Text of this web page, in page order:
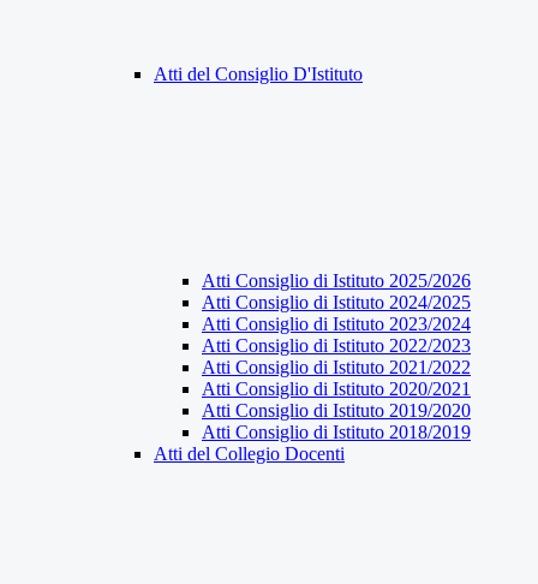
Atti del Consiglio D'Istituto
Atti Consiglio di Istituto 2025/2026
Atti Consiglio di Istituto 2024/2025
Atti Consiglio di Istituto 2023/2024
Atti Consiglio di Istituto 2022/2023
Atti Consiglio di Istituto 2021/2022
Atti Consiglio di Istituto 2020/2021
Atti Consiglio di Istituto 2019/2020
Atti Consiglio di Istituto 2018/2019
Atti del Collegio Docenti